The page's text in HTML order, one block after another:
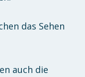
das Sehen
auch die